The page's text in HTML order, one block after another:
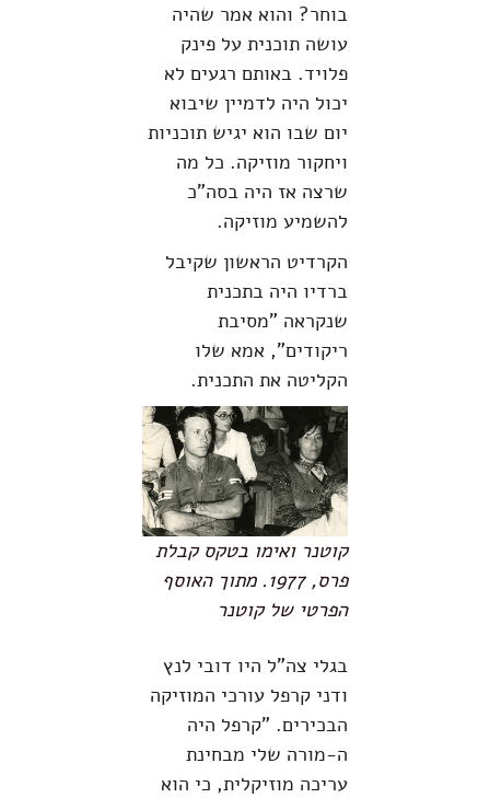
בוחר? והוא אמר שהיה
עושה תוכנית על פינק
פלויד. באותם רגעים לא
יכול היה לדמיין שיבוא
יום שבו הוא יגיש תוכניות
ויחקור מוזיקה. כל מה
שרצה אז היה בסה"כ
להשמיע מוזיקה.
הקרדיט הראשון שקיבל
ברדיו היה בתכנית
שנקראה "מסיבת
ריקודים", אמא שלו
הקליטה את התכנית.
קוטנר ואימו בטקס קבלת
פרס, 1977. מתוך האוסף
הפרטי של קוטנר
בגלי צה"ל היו דובי לנץ
ודני קרפל עורכי המוזיקה
הבכירים. "קרפל היה
ה-מורה שלי מבחינת
עריכה מוזיקלית, כי הוא